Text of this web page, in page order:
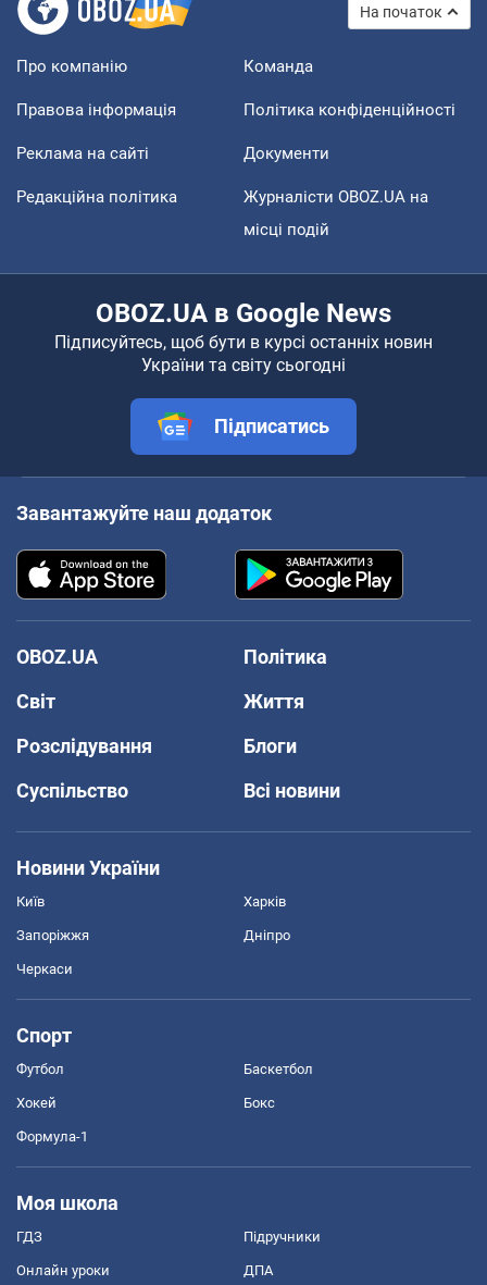
На початок
Про компанію Команда
Правова інформація Політика конфіденційності
Реклама на сайті Документи
Редакційна політика
Журналісти OBOZ.UA на
місці подій
OBOZ.UA в Google News
Підписуйтесь, щоб бути в курсі останніх новин
України та світу сьогодні
Підписатись
Завантажуйте наш додаток
OBOZ.UA
Політика
Світ
Життя
Розслідування
Блоги
Суспільство
Всі новини
Новини України
Київ Харків
Запоріжжя Дніпро
Черкаси
Спорт
Футбол Баскетбол
Хокей Бокс
Формула-1
Моя школа
ГДЗ Підручники
Онлайн уроки ДПА